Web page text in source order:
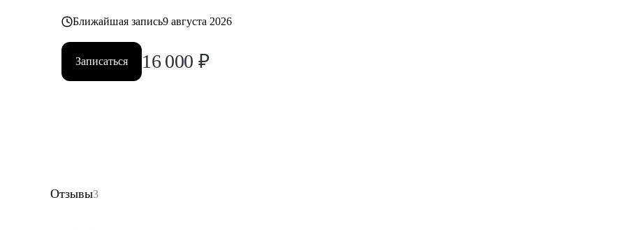
Ближайшая запись9 августа 2026
Записаться 16 000 ₽
Отзывы3